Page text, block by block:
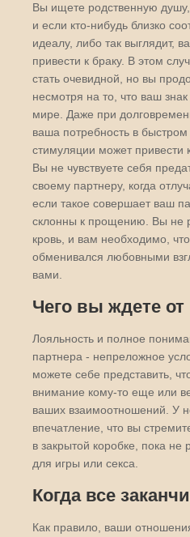
Вы ищете родственную душу,
и если кто-нибудь близко
идеалу, либо так выглядит,
привести к браку. В этом
стать очевидной, но вы
несмотря на то, что ваш
мире. Даже при
ваша потребность в быстром
стимуляции может
Вы не чувствуете себя
своему партнеру, когда
если такое совершает ваш
склонны к прощению. Вы не
кровь, и вам необходимо,
обменивался любовными
вами.
Чего вы ждете от
Лояльность и полное
партнера - непреложное
можете себе представить,
внимание кому-то еще или
ваших взаимоотношений. У
впечатление, что вы
в закрытой коробке, пока не
для игры или секса.
Когда все
Как правило, ваши